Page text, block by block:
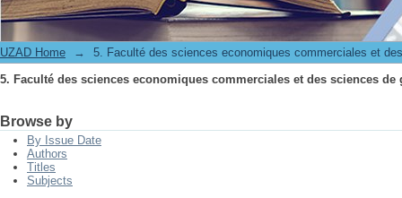
UZAD Home →
5. Faculté des sciences economiques commerciales et
5. Faculté des sciences economiques commerciales et des sciences de
Browse by
By Issue Date
Authors
Titles
Subjects